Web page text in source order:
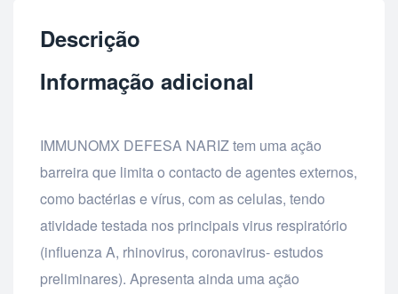
Descrição
Informação adicional
IMMUNOMX DEFESA NARIZ tem uma ação
barreira que limita o contacto de agentes externos,
como bactérias e vírus, com as celulas, tendo
atividade testada nos principais virus respiratório
(influenza A, rhinovirus, coronavirus- estudos
preliminares). Apresenta ainda uma ação